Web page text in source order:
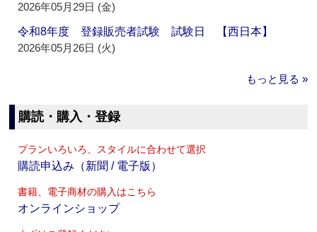
2026年05月29日 (金)
令和8年度 登録販売者試験 試験日 【西日本】
2026年05月26日 (火)
もっと見る »
購読・購入・登録
プランいろいろ、スタイルに合わせて選択
購読申込み（新聞 / 電子版）
書籍、電子商材の購入はこちら
オンラインショップ